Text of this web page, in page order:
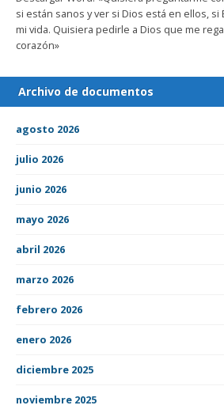
si están sanos y ver si Dios está en ellos, si
mi vida. Quisiera pedirle a Dios que me
corazón»
Archivo de documentos
agosto 2026
julio 2026
junio 2026
mayo 2026
abril 2026
marzo 2026
febrero 2026
enero 2026
diciembre 2025
noviembre 2025